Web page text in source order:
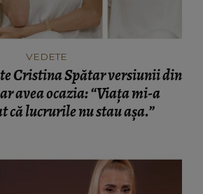
VEDETE
Cristina Spătar versiunii din
avea ocazia: “Viața mi-a
că lucrurile nu stau așa.”